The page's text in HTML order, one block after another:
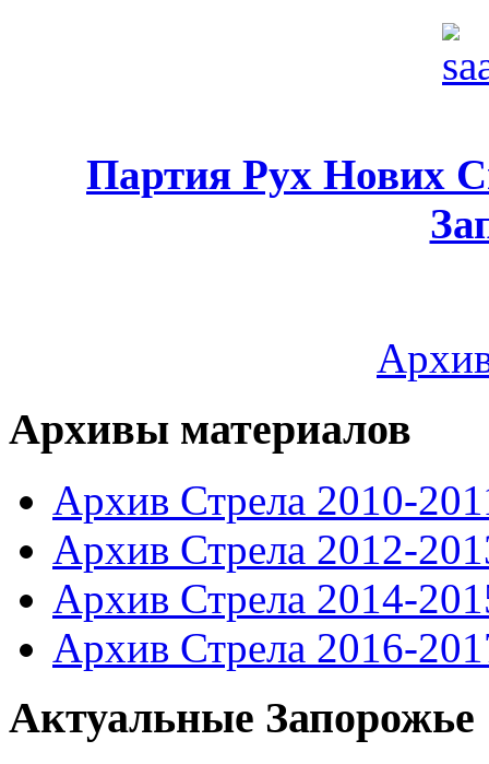
Партия Рух Нових
Архивы материалов
Архив Стрела 2010-
Архив Стрела 2012-
Архив Стрела 2014-
Архив Стрела 2016-
Актуальные Запорожье